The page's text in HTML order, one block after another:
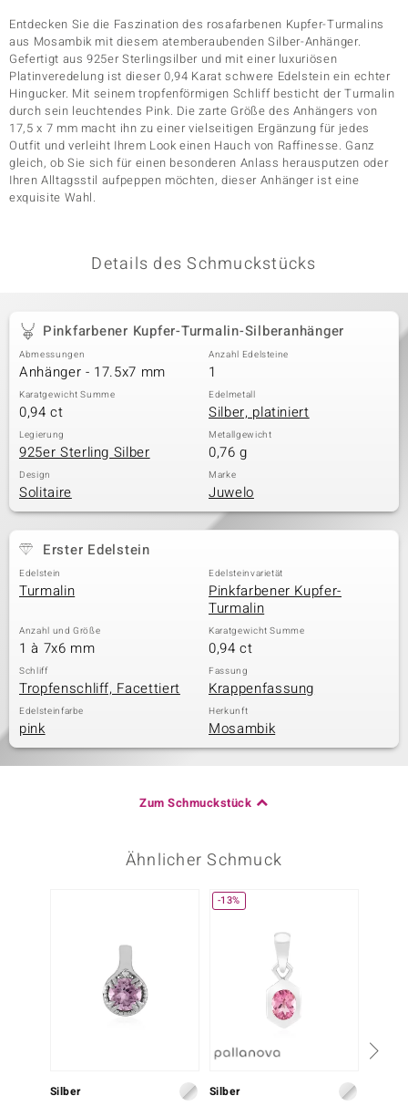
Entdecken Sie die Faszination des rosafarbenen Kupfer-Turmalins
aus Mosambik mit diesem atemberaubenden Silber-Anhänger.
Gefertigt aus 925er Sterlingsilber und mit einer luxuriösen
Platinveredelung ist dieser 0,94 Karat schwere Edelstein ein echter
Hingucker. Mit seinem tropfenförmigen Schliff besticht der Turmalin
durch sein leuchtendes Pink. Die zarte Größe des Anhängers von
17,5 x 7 mm macht ihn zu einer vielseitigen Ergänzung für jedes
Outfit und verleiht Ihrem Look einen Hauch von Raffinesse. Ganz
gleich, ob Sie sich für einen besonderen Anlass herausputzen oder
Ihren Alltagsstil aufpeppen möchten, dieser Anhänger ist eine
exquisite Wahl.
Details des Schmuckstücks
Pinkfarbener Kupfer-Turmalin-Silberanhänger
Abmessungen
Anhänger - 17.5x7 mm
Anzahl Edelsteine
1
Karatgewicht Summe
0,94 ct
Edelmetall
Silber, platiniert
Legierung
925er Sterling Silber
Metallgewicht
0,76 g
Design
Solitaire
Marke
Juwelo
Erster Edelstein
Edelstein
Turmalin
Edelsteinvarietät
Pinkfarbener Kupfer-
Turmalin
Anzahl und Größe
1 à 7x6 mm
Karatgewicht Summe
0,94 ct
Schliff
Tropfenschliff, Facettiert
Fassung
Krappenfassung
Edelsteinfarbe
pink
Herkunft
Mosambik
Zum Schmuckstück
Ähnlicher Schmuck
Silber
-13%
Silber